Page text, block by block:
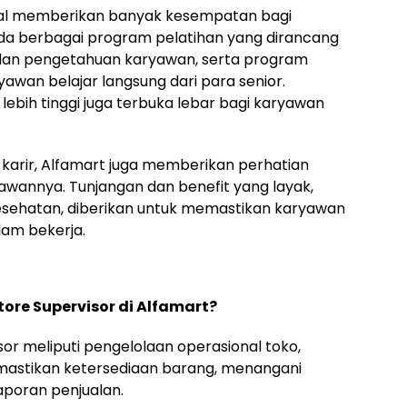
memberikan banyak kesempatan bagi
berbagai program pelatihan yang dirancang
pengetahuan karyawan, serta program
belajar langsung dari para senior.
tinggi juga terbuka lebar bagi karyawan
Alfamart juga memberikan perhatian
Tunjangan dan benefit yang layak,
diberikan untuk memastikan karyawan
bekerja.
Supervisor di Alfamart?
meliputi pengelolaan operasional toko,
ketersediaan barang, menangani
penjualan.